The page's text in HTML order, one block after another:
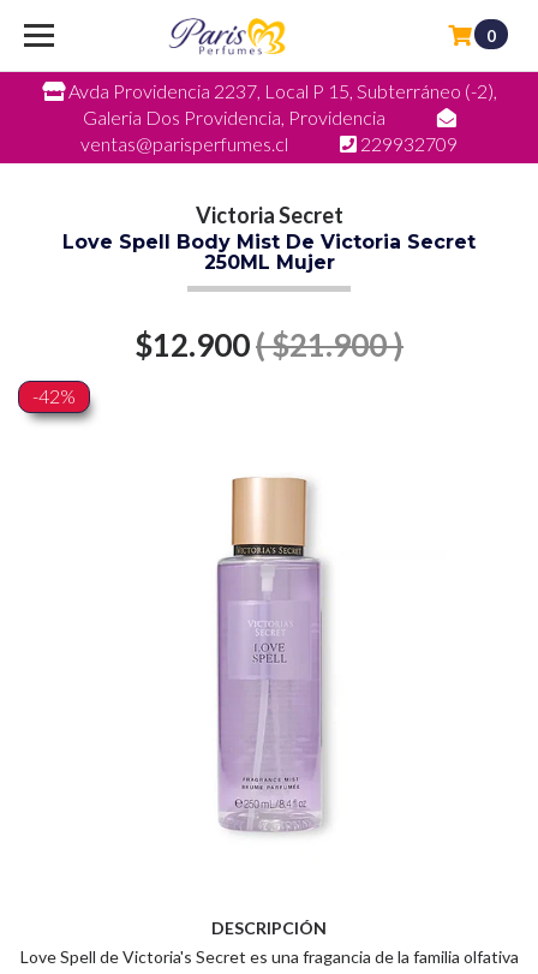
Avda Providencia 2237, Local P 15, Subterráneo (-2),
Galeria Dos Providencia, Providencia
ventas@parisperfumes.cl
229932709
0
Victoria Secret
Love Spell Body Mist De Victoria Secret
250ML Mujer
$12.900( $21.900 )
-42%
DESCRIPCIÓN
Love Spell de Victoria's Secret es una fragancia de la familia olfativa